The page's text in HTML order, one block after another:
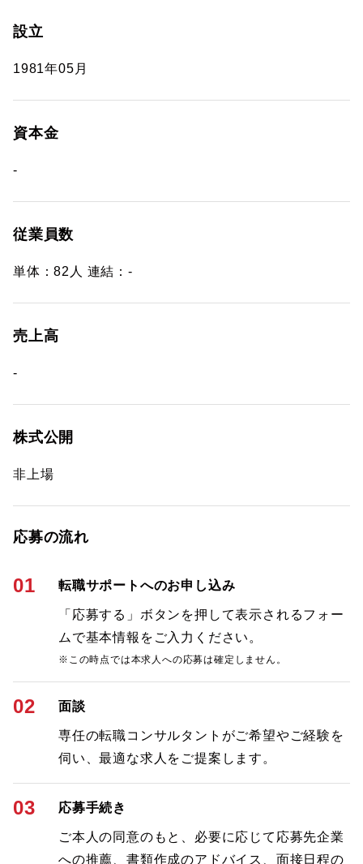
設立
1981年05月
資本金
-
従業員数
単体：82人 連結：-
売上高
-
株式公開
非上場
応募の流れ
01 転職サポートへのお申し込み
「応募する」ボタンを押して表示されるフォー
ムで基本情報をご入力ください。
※この時点では本求人への応募は確定しません。
02 面談
専任の転職コンサルタントがご希望やご経験を
伺い、最適な求人をご提案します。
03 応募手続き
ご本人の同意のもと、必要に応じて応募先企業
への推薦、書類作成のアドバイス、面接日程の